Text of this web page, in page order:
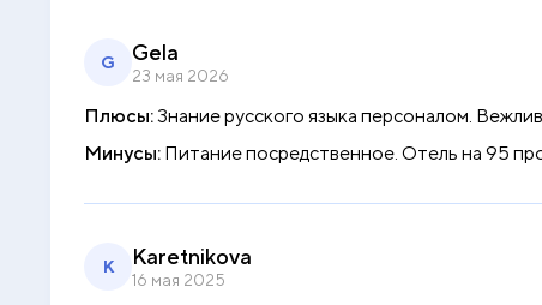
G Gela
23 мая 2026
Плюсы:Знание русского языка персоналом.
Минусы: Питание посредственное. Отель на 95
K Karetnikova
16 мая 2025